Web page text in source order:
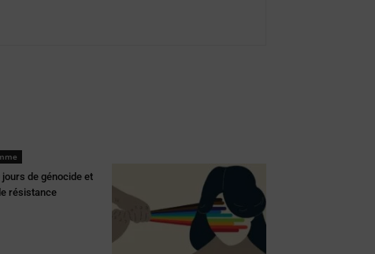
jours de génocide et
résistance